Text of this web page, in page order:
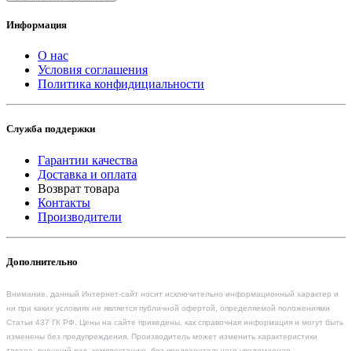
Информация
О нас
Условия соглашения
Политика конфидициальности
Служба поддержки
Гарантии качества
Доставка и оплата
Возврат товара
Контакты
Производители
Дополнительно
Внимание, данный Интернет-сайт носит исключительно информационный характер и
ни при каких условиях не является публичной офертой, определяемой положениями
Статьи 437 ГК РФ. Цены на сайте приведены, как справочная информация и могут быть
изменены без предупреждения. Производитель может изменить характеристики